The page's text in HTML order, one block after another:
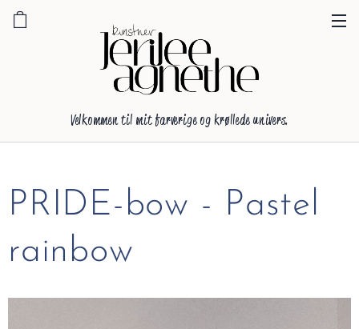
Velkommen til mit farverige og krøllede univers.
PRIDE-bow - Pastel
rainbow